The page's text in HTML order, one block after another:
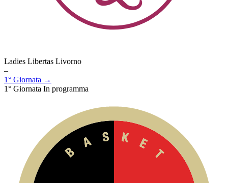
Ladies Libertas Livorno
–
1° Giornata →
1° Giornata In programma